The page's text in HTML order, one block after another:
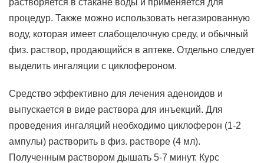
растворяется в стакане воды и применяется для
процедур. Также можно использовать негазированную
воду, которая имеет слабощелочную среду, и обычный
физ. раствор, продающийся в аптеке. Отдельно следует
выделить ингаляции с циклофероном.
Средство эффективно для лечения аденоидов и
выпускается в виде раствора для инъекций. Для
проведения ингаляций необходимо циклоферон (1-2
ампулы) растворить в физ. растворе (4 мл).
Полученным раствором дышать 5-7 минут. Курс